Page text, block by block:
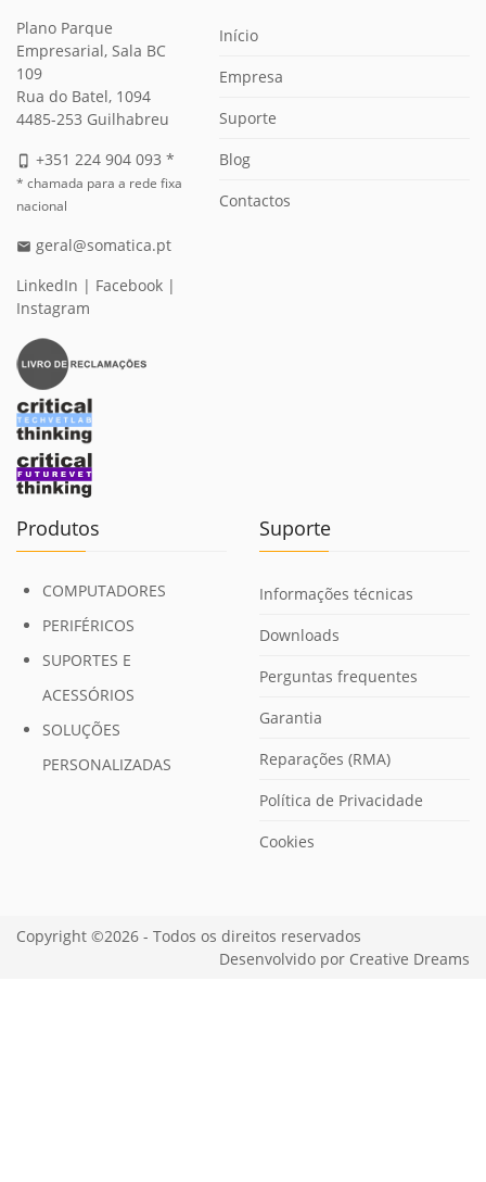
Plano Parque
Empresarial, Sala BC
109
Rua do Batel, 1094
4485-253 Guilhabreu
phone_iphone +351 224 904 093 *
* chamada para a rede fixa
nacional
email geral@somatica.pt
LinkedIn | Facebook |
Instagram
Início
Empresa
Suporte
Blog
Contactos
Produtos
COMPUTADORES
PERIFÉRICOS
SUPORTES E
ACESSÓRIOS
SOLUÇÕES
PERSONALIZADAS
Suporte
Informações técnicas
Downloads
Perguntas frequentes
Garantia
Reparações (RMA)
Política de Privacidade
Cookies
Copyright ©2026 - Todos os direitos reservados
Desenvolvido por Creative Dreams